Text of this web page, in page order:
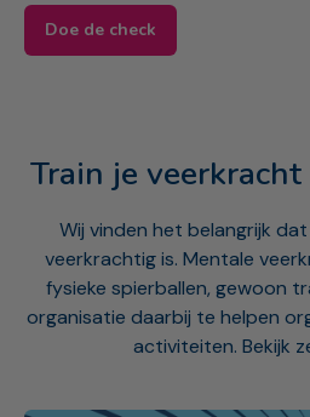
Doe de check
Train je
Wij vinden het belangrijk
veerkrachtig is. Mentale
fysieke spierballen, gewoon
organisatie daarbij te helpen
activiteiten. Bekijk